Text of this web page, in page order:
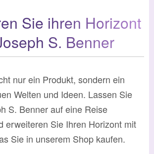
Sie ihren Horizont
S. Benner
nur ein Produkt, sondern ein
Welten und Ideen. Lassen Sie
S. Benner auf eine Reise
erweiteren Sie Ihren Horizont mit
Sie in unserem Shop kaufen.